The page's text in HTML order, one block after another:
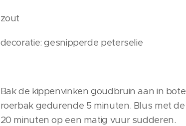
zout
decoratie: gesnipperde peterselie
Bak de kippenvinken goudbruin aan in
roerbak gedurende 5 minuten. Blus met
20 minuten op een matig vuur sudderen.